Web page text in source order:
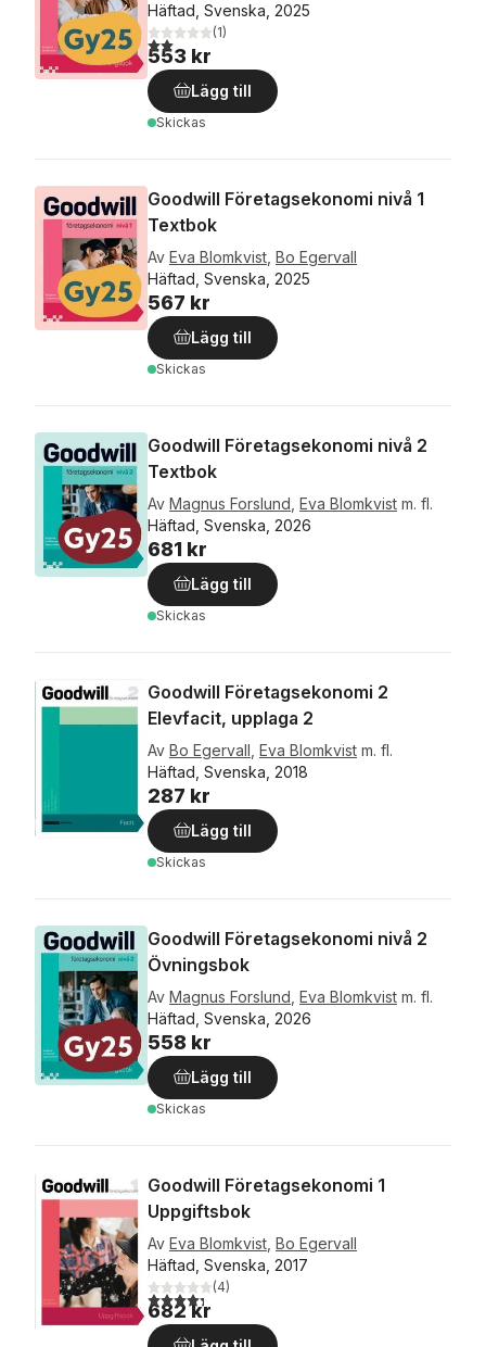
Häftad, Svenska, 2025
2,0utav 5 stjärnor. Totalt antal röster:
(1)
553 kr
Lägg till
Skickas
Goodwill Företagsekonomi nivå 1
Textbok
Av Eva Blomkvist Bo Egervall
Häftad, Svenska, 2025
567 kr
Lägg till
Skickas
Goodwill Företagsekonomi nivå 2
Textbok
Av Magnus Forslund Eva Blomkvist m. fl.
Häftad, Svenska, 2026
681 kr
Lägg till
Skickas
Goodwill Företagsekonomi 2
Elevfacit, upplaga 2
Av Bo Egervall Eva Blomkvist m. fl.
Häftad, Svenska, 2018
287 kr
Lägg till
Skickas
Goodwill Företagsekonomi nivå 2
Övningsbok
Av Magnus Forslund Eva Blomkvist m. fl.
Häftad, Svenska, 2026
558 kr
Lägg till
Skickas
Goodwill Företagsekonomi 1
Uppgiftsbok
Av Eva Blomkvist Bo Egervall
Häftad, Svenska, 2017
4,3utav 5 stjärnor. Totalt antal röster:
(4)
682 kr